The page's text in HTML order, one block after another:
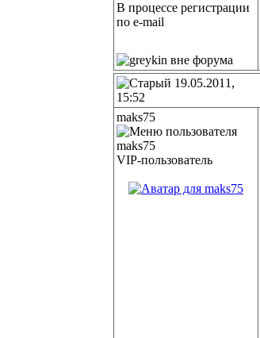
В процессе регистрации
по e-mail
19.05.2011,
15:52
maks75
VIP-пользователь